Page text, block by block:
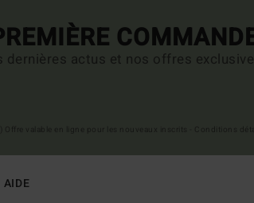
dernières actus et nos offres
AIDE